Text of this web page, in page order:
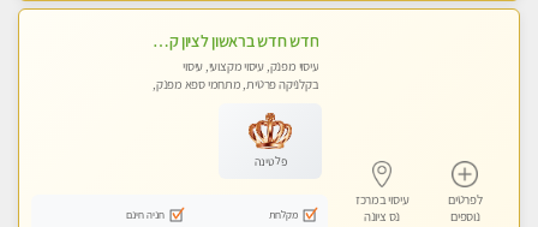
לפרטים
נוספים
עיסוי במרכז
נס ציונה
חדש חדש בראשון לציון קליניקה פרטית לבריאות הגוף לעיסוי מקצועי ומפנק -שעות עבודה -10:00-23:00 ​​​​​​ Highly recommended
עיסוי מפנק, עיסוי מקצועי, עיסוי
בקלניקה פרטית, מתחמי ספא מפנק,
פלטינה
מקלחת
חניה חינם